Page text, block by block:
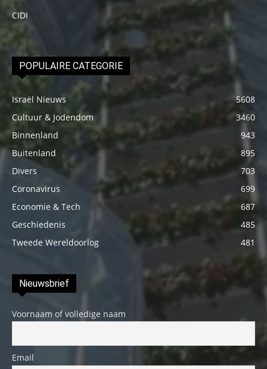
CIDI
POPULAIRE CATEGORIE
Israël Nieuws
5608
Cultuur & Jodendom
3460
Binnenland
943
Buitenland
895
Divers
703
Coronavirus
699
Economie & Tech
687
Geschiedenis
485
Tweede Wereldoorlog
481
Nieuwsbrief
Voornaam of volledige naam
Email